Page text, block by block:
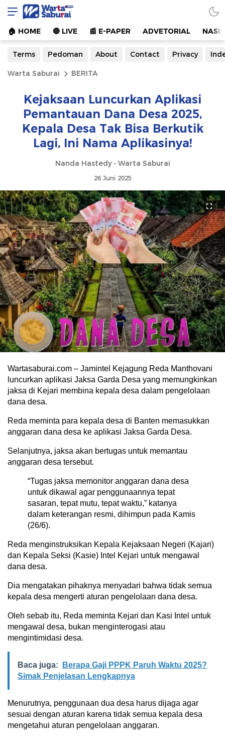
Warta Saburai
Sumber Informasi Terkini
🏠︎ HOME 🔴 LIVE 📰 E-PAPER ADVETORIAL
Terms Pedoman About Contact Privacy
Warta Saburai BERITA
Kejaksaan Luncurkan Aplikasi
Pemantauan Dana Desa 2025,
Kepala Desa Tak Bisa Berkutik
Lagi, Ini Nama Aplikasinya!
Nanda Hastedy - Warta Saburai
26 Juni 2025
Wartasaburai.com – Jamintel Kejagung Reda Manthovani
luncurkan aplikasi Jaksa Garda Desa yang memungkinkan
jaksa di Kejari membina kepala desa dalam pengelolaan
dana desa.
Reda meminta para kepala desa di Banten memasukkan
anggaran dana desa ke aplikasi Jaksa Garda Desa.
Selanjutnya, jaksa akan bertugas untuk memantau
anggaran desa tersebut.
“Tugas jaksa memonitor anggaran dana desa
untuk dikawal agar penggunaannya tepat
sasaran, tepat mutu, tepat waktu,” katanya
dalam keterangan resmi, dihimpun pada Kamis
(26/6).
Reda menginstruksikan Kepala Kejaksaan Negeri (Kajari)
dan Kepala Seksi (Kasie) Intel Kejari untuk mengawal
dana desa.
Dia mengatakan pihaknya menyadari bahwa tidak semua
kepala desa mengerti aturan pengelolaan dana desa.
Oleh sebab itu, Reda meminta Kejari dan Kasi Intel untuk
mengawal desa, bukan menginterogasi atau
mengintimidasi desa.
Baca juga:
Berapa Gaji PPPK Paruh Waktu 2025?
Simak Penjelasan Lengkapnya
Menurutnya, penggunaan dua desa harus dijaga agar
sesuai dengan aturan karena tidak semua kepala desa
mengetahui aturan pengelolaan anggaran.